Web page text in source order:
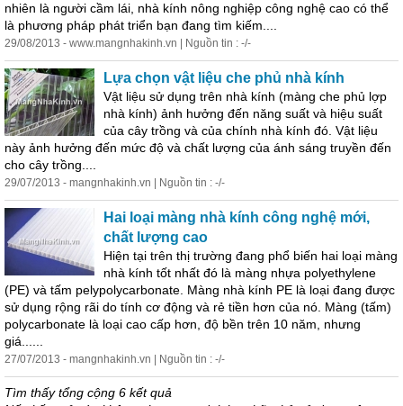
nhiên là người cầm lái, nhà kính nông nghiệp công nghệ cao có thể
là phương pháp phát triển bạn đang tìm kiếm....
29/08/2013 - www.mangnhakinh.vn | Nguồn tin : -/-
Lựa chọn vật liệu che phủ nhà kính
Vật liệu sử dụng trên nhà kính (màng che phủ lợp
nhà kính) ảnh hưởng đến năng suất và hiệu suất
của cây trồng và của chính nhà kính đó. Vật liệu
này ảnh hưởng đến mức độ và chất lượng của ánh sáng truyền đến
cho cây trồng....
29/07/2013 - mangnhakinh.vn | Nguồn tin : -/-
Hai loại màng nhà kính công nghệ mới,
chất lượng cao
Hiện tại trên thị trường đang phổ biến hai loại màng
nhà kính tốt nhất đó là màng nhựa polyethylene
(PE) và tấm pelypolycarbonate. Màng nhà kính PE là loại đang được
sử dụng rộng rãi do tính cơ động và rẻ tiền hơn của nó. Màng (tấm)
polycarbonate là loại cao cấp hơn, độ bền trên 10 năm, nhưng
giá......
27/07/2013 - mangnhakinh.vn | Nguồn tin : -/-
Tìm thấy tổng cộng 6 kết quả